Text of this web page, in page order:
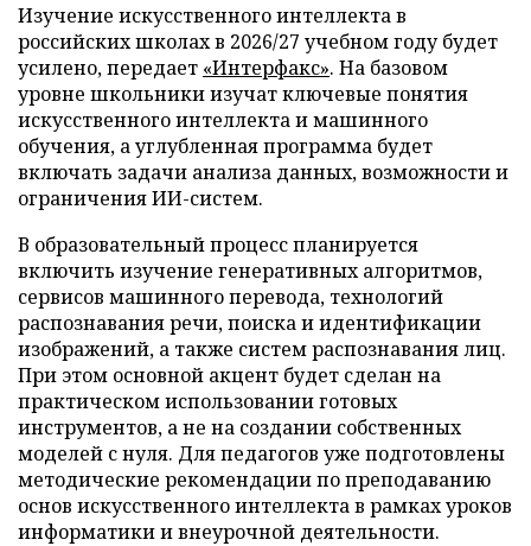
Изучение искусственного интеллекта в
российских школах в 2026/27 учебном году будет
усилено, передает «Интерфакс». На базовом
уровне школьники изучат ключевые понятия
искусственного интеллекта и машинного
обучения, а углубленная программа будет
включать задачи анализа данных, возможности и
ограничения ИИ-систем.
В образовательный процесс планируется
включить изучение генеративных алгоритмов,
сервисов машинного перевода, технологий
распознавания речи, поиска и идентификации
изображений, а также систем распознавания лиц.
При этом основной акцент будет сделан на
практическом использовании готовых
инструментов, а не на создании собственных
моделей с нуля. Для педагогов уже подготовлены
методические рекомендации по преподаванию
основ искусственного интеллекта в рамках уроков
информатики и внеурочной деятельности.